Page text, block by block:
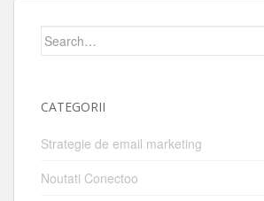
Search
CATEGORII
Strategie de email marketing
Noutati Conectoo